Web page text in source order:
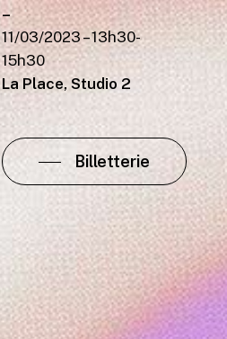
–
11/03/2023 – 13h30-
15h30
La Place, Studio 2
Billetterie